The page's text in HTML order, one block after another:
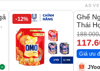
-12% -37%
Ghế
Thái
Mỏi
188.000
Giá ưu